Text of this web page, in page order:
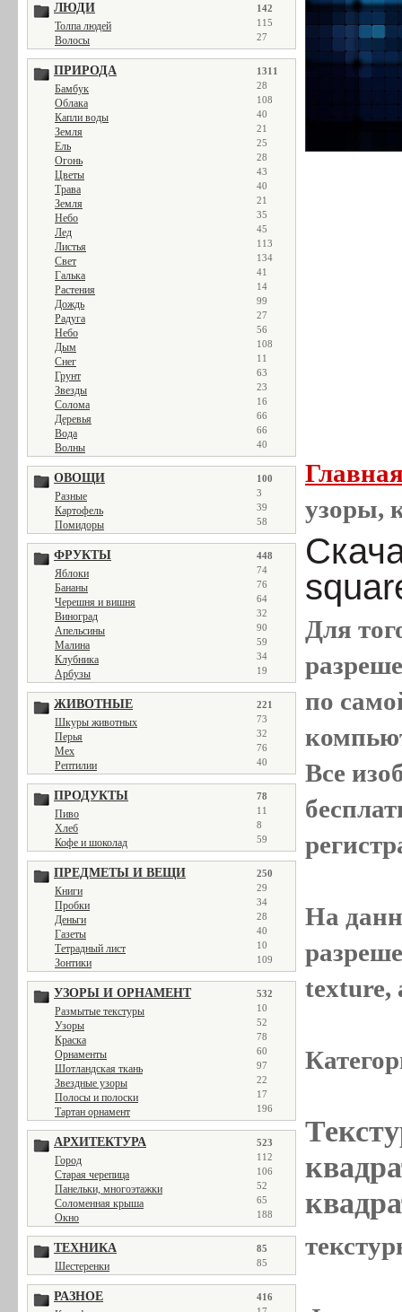
ЛЮДИ 142
Толпа людей 115
Волосы 27
ПРИРОДА 1311
Бамбук 28
Облака 108
Капли воды 40
Земля 21
Ель 25
Огонь 28
Цветы 43
Трава 40
Земля 21
Небо 35
Лед 45
Листья 113
Свет 134
Галька 41
Растения 14
Дождь 99
Радуга 27
Небо 56
Дым 108
Снег 11
Грунт 63
Звезды 23
Солома 16
Деревья 66
Вода 66
Волны 40
ОВОЩИ 100
Разные 3
Картофель 39
Помидоры 58
ФРУКТЫ 448
Яблоки 74
Бананы 76
Черешня и вишня 64
Виноград 32
Апельсины 90
Малина 59
Клубника 34
Арбузы 19
ЖИВОТНЫЕ 221
Шкуры животных 73
Перья 32
Мех 76
Рептилии 40
ПРОДУКТЫ 78
Пиво 11
Хлеб 8
Кофе и шоколад 59
ПРЕДМЕТЫ И ВЕЩИ 250
Книги 29
Пробки 34
Деньги 28
Газеты 40
Тетрадный лист 10
Зонтики 109
УЗОРЫ И ОРНАМЕНТ 532
Размытые текстуры 10
Узоры 52
Краска 78
Орнаменты 60
Шотландская ткань 97
Звездные узоры 22
Полосы и полоски 17
Тартан орнамент 196
АРХИТЕКТУРА 523
Город 112
Старая черепица 106
Панельки, многоэтажки 52
Соломенная крыша 65
Окно 188
ТЕХНИКА 85
Шестеренки 85
РАЗНОЕ 416
узоры,
Для
по
Все
На
texture,